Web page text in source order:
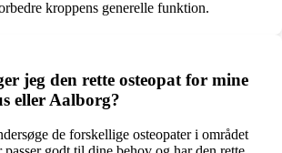
kroppens generelle funktion.
jeg den rette osteopat for mine
eller Aalborg?
de forskellige osteopater i området